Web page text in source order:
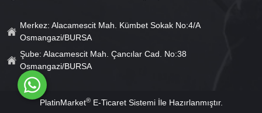
Merkez: Alacamescit Mah. Kümbet Sokak No:4/A
Osmangazi/BURSA
Şube: Alacamescit Mah. Çancılar Cad. No:38
Osmangazi/BURSA
PlatinMarket®E-Ticaret Sistemiİle Hazırlanmıştır.